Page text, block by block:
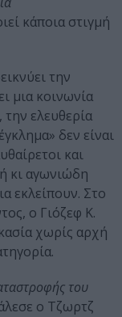
κάποια στιγμή
την
μια κοινωνία
ελευθερία
δεν είναι
και
κι αγωνιώδη
εκλείπουν. Στο
ο Γιόζεφ Κ.
χωρίς αρχή
του
ο Τζωρτζ